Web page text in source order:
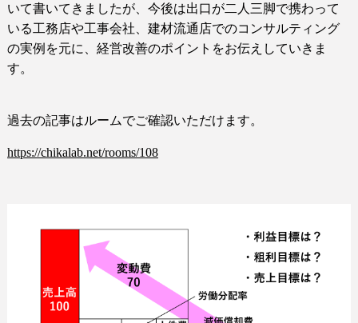
いて書いてきましたが、今後は出口が二人三脚で携わって
いる工務店や工事会社、建材流通店でのコンサルティング
の実例を元に、経営改善のポイントをお伝えしていきま
す。
過去の記事はルームでご確認いただけます。
https://chikalab.net/rooms/108